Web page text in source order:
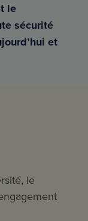
le
sécurité
et
le